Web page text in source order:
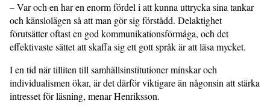
– Var och en har en enorm fördel i att kunna uttrycka sina tankar
och känslolägen så att man gör sig förstådd. Delaktighet
förutsätter oftast en god kommunikationsförmåga, och det
effektivaste sättet att skaffa sig ett gott språk är att läsa mycket.
I en tid när tilliten till samhällsinstitutioner minskar och
individualismen ökar, är det därför viktigare än någonsin att stärka
intresset för läsning, menar Henriksson.